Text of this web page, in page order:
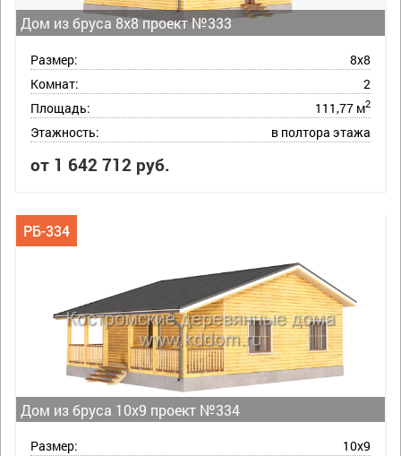
Дом из бруса 8х8 проект №333
Размер:
8х8
Комнат:
2
Площадь:
111,77 м2
Этажность: в полтора этажа
от 1 642 712 руб.
Дом из бруса 10х9 проект №334
РБ-334
Размер:
10х9